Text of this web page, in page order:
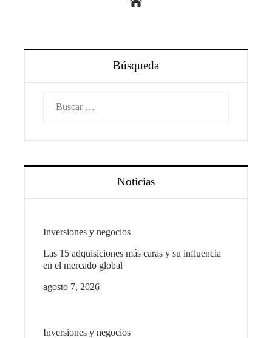
Búsqueda
Noticias
Inversiones y negocios
Las 15 adquisiciones más caras y su influencia
en el mercado global
agosto 7, 2026
Inversiones y negocios